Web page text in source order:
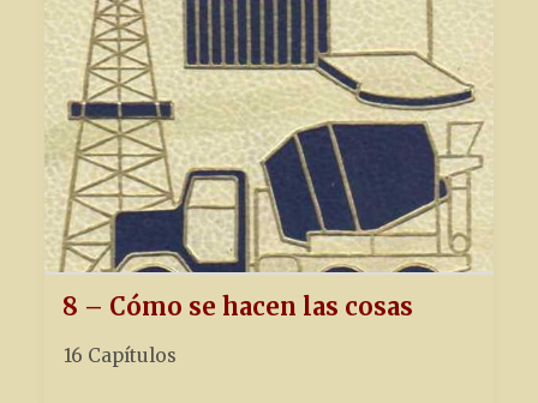
8 – Cómo se hacen las cosas
16 Capítulos